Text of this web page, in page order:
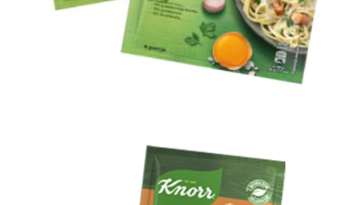
Zioła I przyprawy